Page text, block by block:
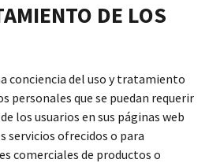
DE LOS
conciencia del uso y tratamiento
personales que se puedan requerir
los usuarios en sus páginas web
servicios ofrecidos o para
comerciales de productos o